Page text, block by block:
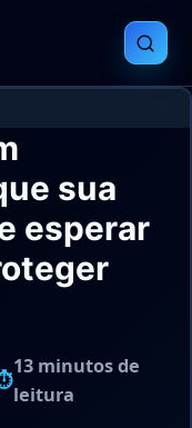
sua
esperar
13 minutos de
leitura